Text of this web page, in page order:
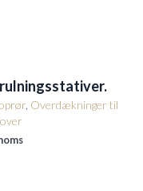
, Overdækninger til